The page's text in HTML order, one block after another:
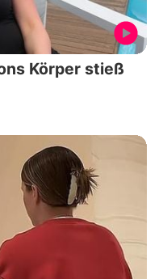
Körper stieß